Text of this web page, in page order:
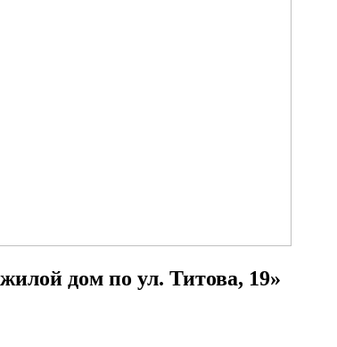
дом по ул. Титова, 19»